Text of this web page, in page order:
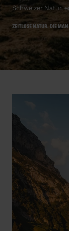
Schweizer Natur,
ZEITLOSE NATUR, DIE